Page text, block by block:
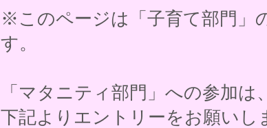
※このページは「子育て部門」
す。
「マタニティ部門」への参加は、
下記よりエントリーをお願いし